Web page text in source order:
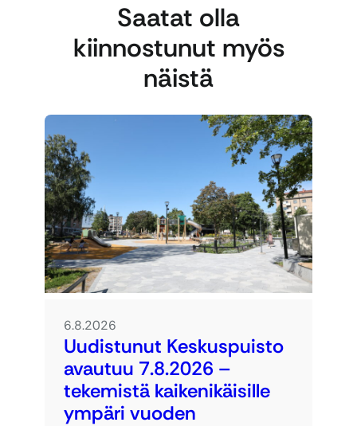
Saatat olla
kiinnostunut myös
näistä
6.8.2026
Uudistunut Keskuspuisto
avautuu 7.8.2026 –
tekemistä kaikenikäisille
ympäri vuoden